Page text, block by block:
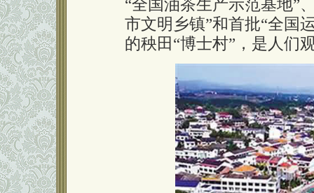
“全国油茶生产示范基地”
市文明乡镇”和首批“全国
的秧田“博士村”，是人们